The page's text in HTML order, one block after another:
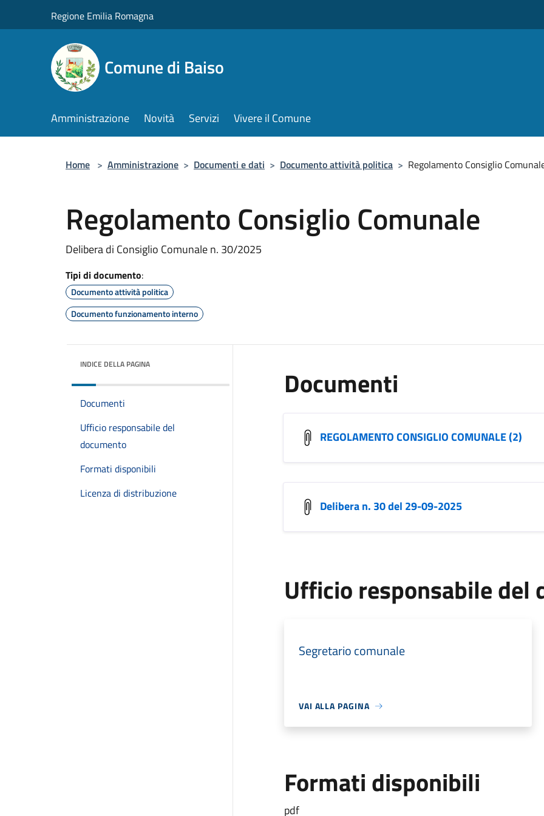
Regione Emilia Romagna
Comune di Baiso
Amministrazione Novità Servizi Vivere il Comune
Home > Amministrazione > Documenti e dati > Documento attività politica > Regolamento Consiglio
Regolamento Consiglio Comunale
Delibera di Consiglio Comunale n. 30/2025
Tipi di documento:
Documento attività politica
Documento funzionamento interno
INDICE DELLA PAGINA
Documenti
Ufficio responsabile del
documento
Formati disponibili
Licenza di distribuzione
Documenti
REGOLAMENTO CONSIGLIO COMUNALE (2)
Delibera n. 30 del 29-09-2025
Ufficio responsabile del
Segretario comunale
VAI ALLA PAGINA
Formati disponibili
pdf